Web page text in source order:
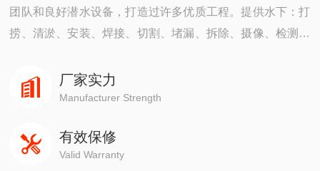
团队和良好潜水设备，打造过许多优质工程。提供水下：打
捞、清淤、安装、焊接、切割、堵漏、拆除、摄像、检测、
程，有着严密的安全组织机构，*的质量保证体系，严格的
安全措施，并以高质量快速度、守信誉而深受广大业主企业
厂家实力
Manufacturer Strength
有效保修
Valid Warranty